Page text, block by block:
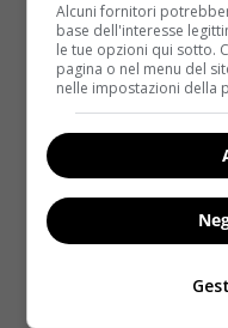
Alcuni fornitori
base dell'interesse
le tue opzioni qui sotto.
pagina o nel menu del
nelle impostazioni della